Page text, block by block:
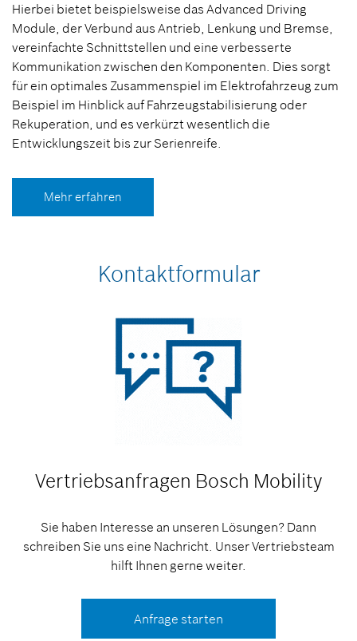
Hierbei bietet beispielsweise das Advanced Driving
Module, der Verbund aus Antrieb, Lenkung und Bremse,
vereinfachte Schnittstellen und eine verbesserte
Kommunikation zwischen den Komponenten. Dies sorgt
für ein optimales Zusammenspiel im Elektrofahrzeug zum
Beispiel im Hinblick auf Fahrzeugstabilisierung oder
Rekuperation, und es verkürzt wesentlich die
Entwicklungszeit bis zur Serienreife.
Mehr erfahren
Kontaktformular
Vertriebsanfragen Bosch Mobility
Sie haben Interesse an unseren Lösungen? Dann
schreiben Sie uns eine Nachricht. Unser Vertriebsteam
hilft Ihnen gerne weiter.
Anfrage starten